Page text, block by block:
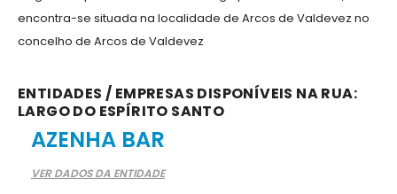
encontra-se situada na localidade de Arcos de Valdevez no
concelho de Arcos de Valdevez
ENTIDADES / EMPRESAS DISPONÍVEIS NA RUA:
LARGO DO ESPÍRITO SANTO
AZENHA BAR
VER DADOS DA ENTIDADE